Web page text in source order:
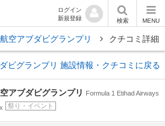
ログイン
新規登録
検索 MENU
空アブダビグランプリ クチコミ詳細
ビグランプリ 施設情報・クチコミに戻る
アブダビグランプリ
Formula 1 Etihad Airways
祭り・イベント